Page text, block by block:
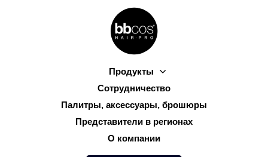
Продукты
Сотрудничество
Палитры, аксессуары, брошюры
Представители в регионах
О компании